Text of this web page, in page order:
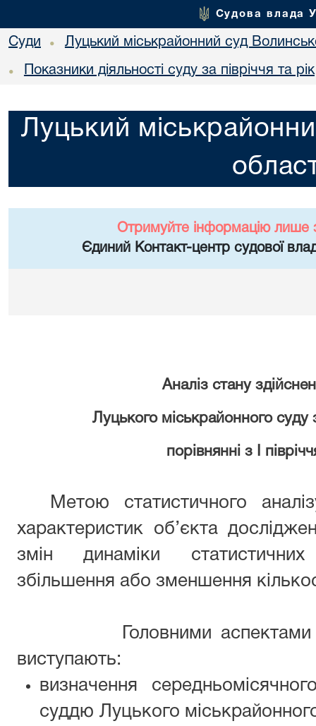
Судова влада
Суди • Луцький міськрайонний суд
• Показники діяльності суду за півріччя та рік
Луцький
Отримуйте інформацію лише
Єдиний Контакт-центр судової
Аналіз стану
Луцького міськрайонного суду
порівнянні з І
Метою статистичного
характеристик об’єкта
змін динаміки
збільшення або зменшення
Головними аспектами
виступають:
визначення
суддю Луцького